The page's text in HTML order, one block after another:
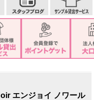
エンジョイ ノワール